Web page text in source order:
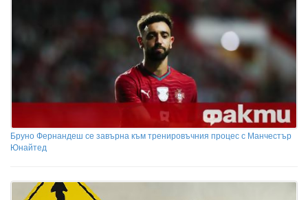
Бруно Фернандеш се завърна към тренировъчния процес с Манчестър
Юнайтед